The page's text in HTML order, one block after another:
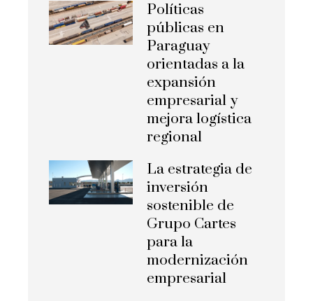
Políticas
públicas en
Paraguay
orientadas a la
expansión
empresarial y
mejora logística
regional
La estrategia de
inversión
sostenible de
Grupo Cartes
para la
modernización
empresarial